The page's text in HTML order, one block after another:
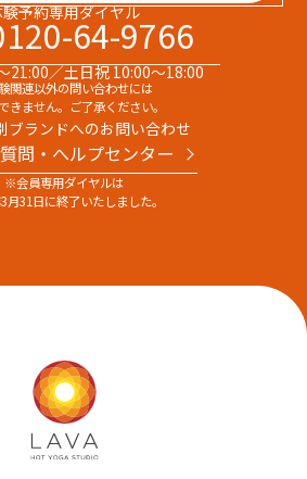
予約専用ダイヤル
64-9766
21:00／土日祝 10:00～18:00
関連以外の問い合わせには
きません。ご了承ください。
ブランドへのお問い合わせ
問・へルプセンター
※会員専用ダイヤルは
月31日に終了いたしました。